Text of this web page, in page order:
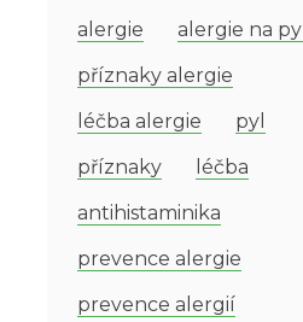
alergie
alergie na pyl
příznaky alergie
léčba alergie
pyl
příznaky
léčba
antihistaminika
prevence alergie
prevence alergií